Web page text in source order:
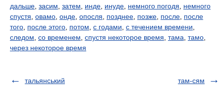
дальше засим затем инде инуде немного погодя
немного
спустя овамо онде опосля позднее позже после после
того после этого потом с годами с течением времени
следом со временем спустя некоторое время тама тамо
через некоторое время
тальянський там-сям